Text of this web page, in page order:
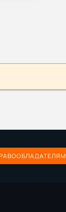
46.20 MB